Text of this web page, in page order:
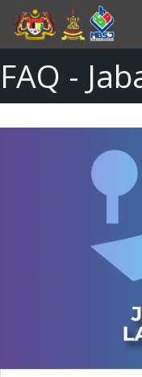
main
content
FAQ -